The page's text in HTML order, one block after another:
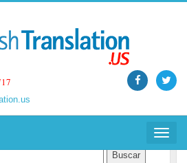
Toggle
Toggle
Blog